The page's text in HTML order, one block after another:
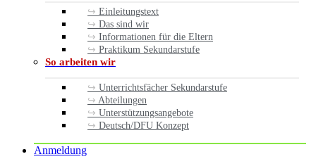
Einleitungstext
Das sind wir
Informationen für die Eltern
Praktikum Sekundarstufe
So arbeiten wir
Unterrichtsfächer Sekundarstufe
Abteilungen
Unterstützungsangebote
Deutsch/DFU Konzept
Anmeldung